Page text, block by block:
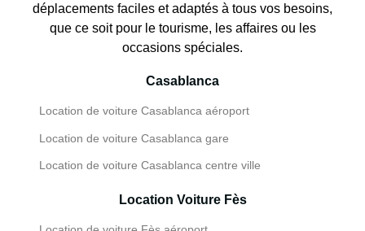
déplacements faciles et adaptés à tous vos besoins,
que ce soit pour le tourisme, les affaires ou les
occasions spéciales.
Casablanca
Location de voiture Casablanca aéroport
Location de voiture Casablanca gare
Location de voiture Casablanca centre ville
Location Voiture Fès